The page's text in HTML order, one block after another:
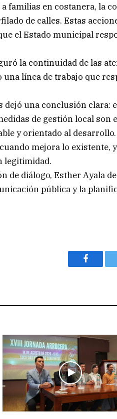
familias en costanera, la
de calles. Estas
el Estado municipal
la continuidad de las
línea de trabajo que
dejó una conclusión
de gestión local
y orientado al
mejora lo existente,
legitimidad.
de diálogo, Esther Ayala
pública y la